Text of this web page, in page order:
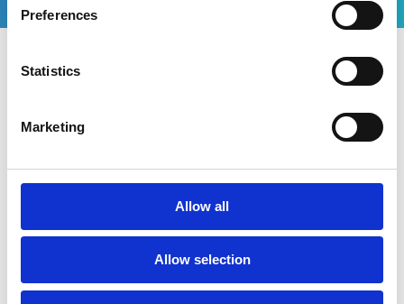
Preferences
Statistics
Marketing
Allow all
Allow selection
Téléchargez le guide
Pour se prémunir, le / la DAF doit mettre en
œuvreun ensemble de pratiques
organisationnelles et des stratégies
efficaces de sécurisation des processus